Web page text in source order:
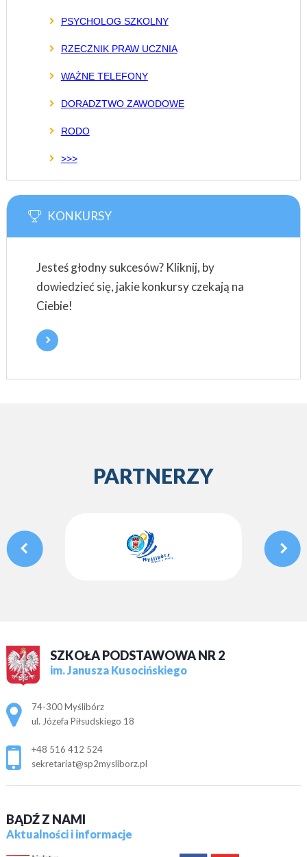
PSYCHOLOG SZKOLNY
RZECZNIK PRAW UCZNIA
WAŻNE TELEFONY
DORADZTWO ZAWODOWE
RODO
>>>
KONKURSY
Jesteś głodny sukcesów? Kliknij, by
dowiedzieć się, jakie konkursy czekają na
Ciebie!
PARTNERZY
SZKOŁA PODSTAWOWA NR 2
im. Janusza Kusocińskiego
Adres pocztowy:
74-300 Myślibórz
ul. Józefa Piłsudskiego 18
+48 516 412 524
sekretariat@sp2mysliborz.pl
BĄDŹ Z NAMI
Aktualności i informacje